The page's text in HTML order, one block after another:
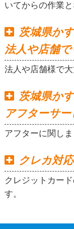
いてからの作業と
茨城県か
法人や店舗で
法人や店舗様で大
茨城県か
アフターサ
アフターに関し
クレカ対
クレジットカー
す。